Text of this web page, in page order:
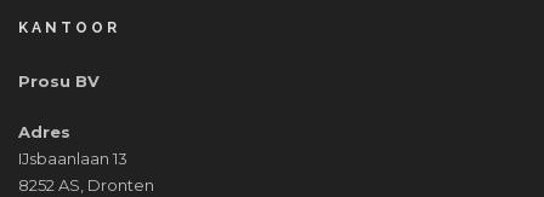
KANTOOR
Prosu BV
Adres
IJsbaanlaan 13
8252 AS, Dronten